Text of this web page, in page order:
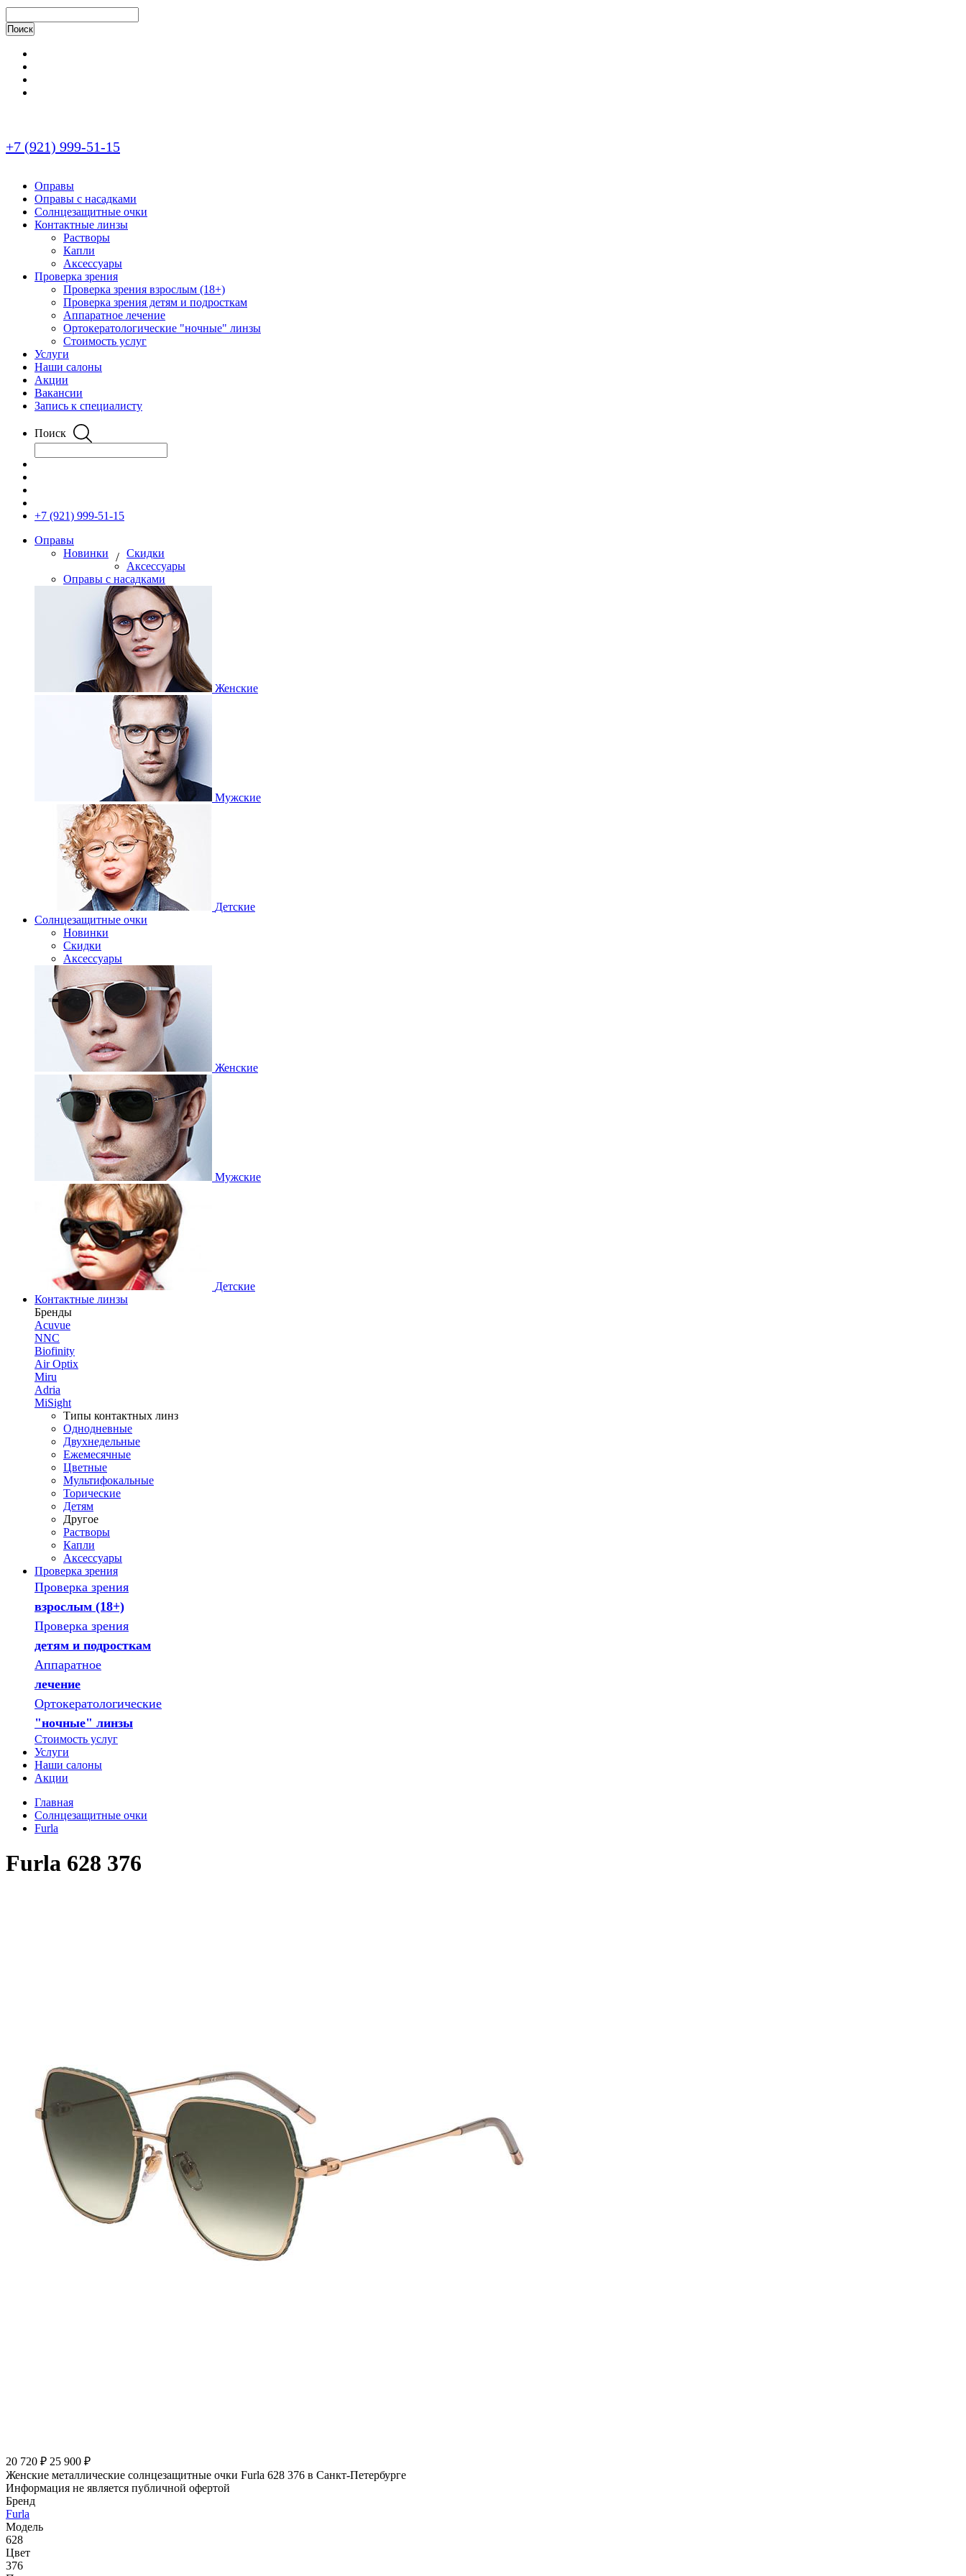
+7 (921) 999-51-15
Оправы
Оправы с насадками
Солнцезащитные очки
Контактные линзы
Растворы
Капли
Аксессуары
Проверка зрения
Проверка зрения взрослым (18+)
Проверка зрения детям и подросткам
Аппаратное лечение
Ортокератологические "ночные" линзы
Стоимость услуг
Услуги
Наши салоны
Акции
Вакансии
Запись к специалисту
Поиск
+7 (921) 999-51-15
Оправы
Новинки
/ Скидки
Аксессуары
Оправы с насадками
Женские
Мужские
Детские
Солнцезащитные очки
Новинки
Скидки
Аксессуары
Женские
Мужские
Детские
Контактные линзы
Бренды
Acuvue
NNC
Biofinity
Air Optix
Miru
Adria
MiSight
Типы контактных линз
Однодневные
Двухнедельные
Ежемесячные
Цветные
Мультифокальные
Торические
Детям
Другое
Растворы
Капли
Аксессуары
Проверка зрения
Проверка зрения
взрослым (18+)
Проверка зрения
детям и подросткам
Аппаратное
лечение
Ортокератологические
"ночные" линзы
Стоимость услуг
Услуги
Наши салоны
Акции
Главная
Солнцезащитные очки
Furla
Furla 628 376
20 720 ₽ 25 900 ₽
Женские металлические солнцезащитные очки Furla 628 376 в Санкт-Петербурге
Информация не является публичной офертой
Бренд
Furla
Модель
628
Цвет
376